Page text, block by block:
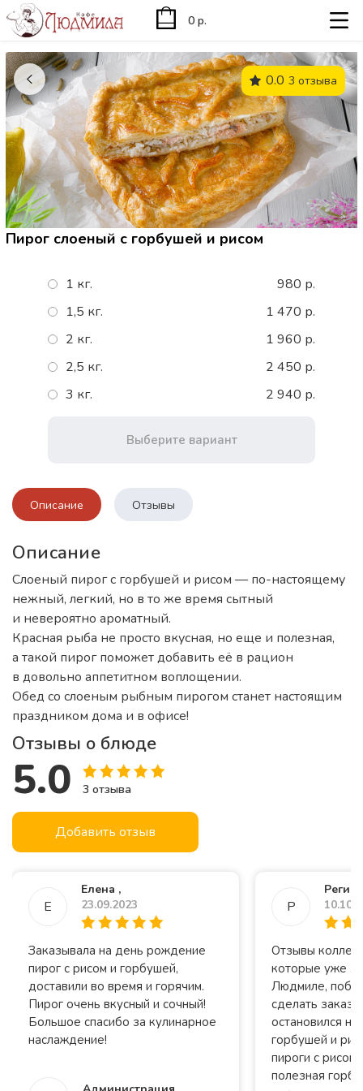
0.0 3 отзыва
Пирог слоеный с горбушей и рисом
1 кг.
980 р.
1,5 кг.
1 470 р.
2 кг.
1 960 р.
2,5 кг.
2 450 р.
3 кг.
2 940 р.
Выберите вариант
Описание Отзывы
Описание
Слоеный пирог с горбушей и рисом — по-настоящему
нежный, легкий, но в то же время сытный
и невероятно ароматный.
Красная рыба не просто вкусная, но еще и полезная,
а такой пирог поможет добавить её в рацион
в довольно аппетитном воплощении.
Обед со слоеным рыбным пирогом станет настоящим
праздником дома и в офисе!
Отзывы о блюде
5.0 3 отзыва
Добавить отзыв
Е
Елена ,
23.09.2023
Заказывала на день рождение
пирог с рисом и горбушей,
доставили во время и горячим.
Пирог очень вкусный и сочный!
Большое спасибо за кулинарное
наслаждение!
Р
Отзывы коллег
которые уже
Людмиле,
сделать
остановился
горбушей и
пироги с
полезная
0 р.